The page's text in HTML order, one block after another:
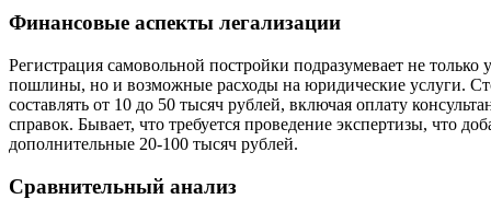
Финансовые аспекты легализации
Регистрация самовольной постройки подразумевает не только
пошлины, но и возможные расходы на юридические услуги.
составлять от 10 до 50 тысяч рублей, включая оплату
справок. Бывает, что требуется проведение экспертизы, что
дополнительные 20-100 тысяч рублей.
Сравнительный анализ